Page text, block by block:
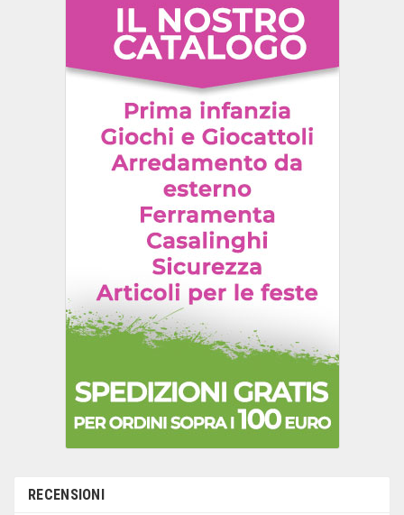
RECENSIONI